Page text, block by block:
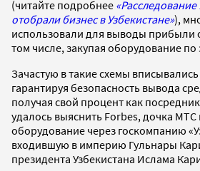
(читайте подробнее
отобрали бизнес в Узбекистане»),
использовали для выводы прибыли
том числе, закупая оборудование
Зачастую в такие схемы
гарантируя безопасность вывода
получая свой процент как
удалось выяснить Forbes, дочка МТС
оборудование через госкомпанию
входившую в империю Гульнары
президента Узбекистана Ислама